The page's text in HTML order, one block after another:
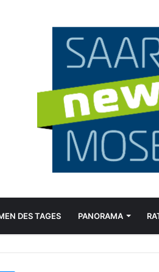
DES TAGES PANORAMA